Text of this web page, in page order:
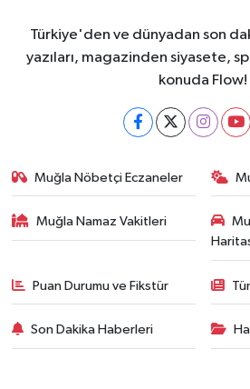
Türkiye'den ve dünyadan son
yazıları, magazinden siyasete,
konuda Flow!
Muğla Nöbetçi Eczaneler
Muğla Namaz Vakitleri
Puan Durumu ve Fikstür
Son Dakika Haberleri